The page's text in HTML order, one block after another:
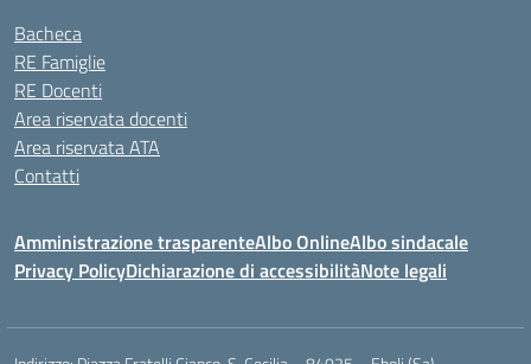
Bacheca
RE Famiglie
RE Docenti
Area riservata docenti
Area riservata ATA
Contatti
Amministrazione trasparenteAlbo OnlineAlbo sindacale
Privacy PolicyDichiarazione di accessibilitàNote legali